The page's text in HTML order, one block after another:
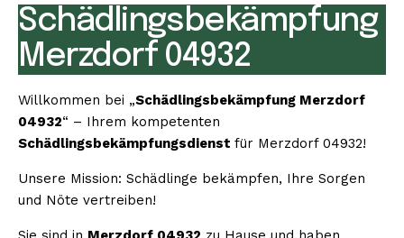
Schädlingsbekämpfung
Merzdorf 04932
Willkommen bei „Schädlingsbekämpfung Merzdorf
04932“ – Ihrem kompetenten
Schädlingsbekämpfungsdienst für Merzdorf 04932!
Unsere Mission: Schädlinge bekämpfen, Ihre Sorgen
und Nöte vertreiben!